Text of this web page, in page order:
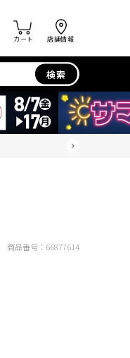
カート 店舗情報
検索
商品番号： 66877614